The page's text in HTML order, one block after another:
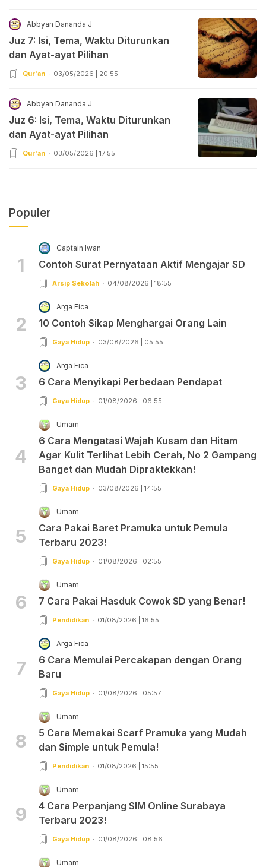
Abbyan Dananda J
Juz 7: Isi, Tema, Waktu Diturunkan
dan Ayat-ayat Pilihan
Qur'an 03/05/2026 | 20:55
Abbyan Dananda J
Juz 6: Isi, Tema, Waktu Diturunkan
dan Ayat-ayat Pilihan
Qur'an 03/05/2026 | 17:55
Populer
1
Captain Iwan
Contoh Surat Pernyataan Aktif Mengajar SD
Arsip Sekolah 04/08/2026 | 18:55
2
Arga Fica
10 Contoh Sikap Menghargai Orang Lain
Gaya Hidup 03/08/2026 | 05:55
3
Arga Fica
6 Cara Menyikapi Perbedaan Pendapat
Gaya Hidup 01/08/2026 | 06:55
4
Umam
6 Cara Mengatasi Wajah Kusam dan Hitam
Agar Kulit Terlihat Lebih Cerah, No 2 Gampang
Banget dan Mudah Dipraktekkan!
Gaya Hidup 03/08/2026 | 14:55
5
Umam
Cara Pakai Baret Pramuka untuk Pemula
Terbaru 2023!
Gaya Hidup 01/08/2026 | 02:55
6
Umam
7 Cara Pakai Hasduk Cowok SD yang Benar!
Pendidikan 01/08/2026 | 16:55
7
Arga Fica
6 Cara Memulai Percakapan dengan Orang
Baru
Gaya Hidup 01/08/2026 | 05:57
8
Umam
5 Cara Memakai Scarf Pramuka yang Mudah
dan Simple untuk Pemula!
Pendidikan 01/08/2026 | 15:55
9
Umam
4 Cara Perpanjang SIM Online Surabaya
Terbaru 2023!
Gaya Hidup 01/08/2026 | 08:56
Umam